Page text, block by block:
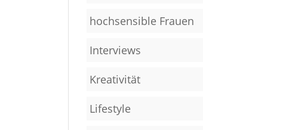
hochsensible Frauen
Interviews
Kreativität
Lifestyle